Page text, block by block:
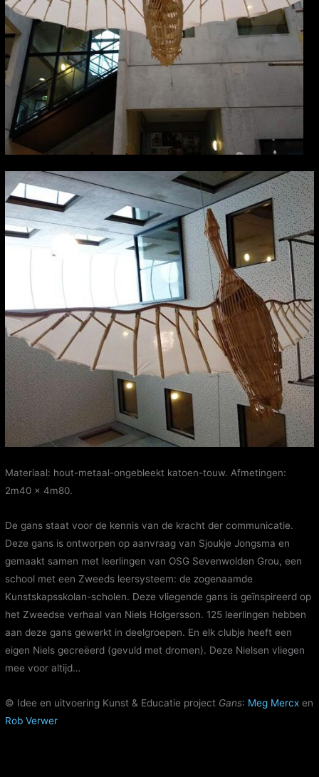
Materiaal: hout-metaal-ongebleekt katoen-touw. Afmetingen:
2m40 x 4m80.
De gans staat voor de kennis van de kracht der communicatie.
Deze gans is ontworpen op aanvraag van Sjoukje Jongsma en
gemaakt samen met leerlingen van OSG Sevenwolden Grou, een
school met een Zweeds leersysteem: de zogenaamde
Kunstskapsskolan-scholen. Deze vliegende gans is geïnspireerd op
het Zweedse verhaal van Niels Holgersson. 125 leerlingen hebben
aan deze gans gewerkt in deelgroepen. En elk clubje heeft een
eigen Niels gecreëerd (gevuld met dromen). Deze Nielsen vliegen
mee voor altijd…
© Idee en uitvoering Kunst & Educatie project Gans: Meg Mercxen
Rob Verwer